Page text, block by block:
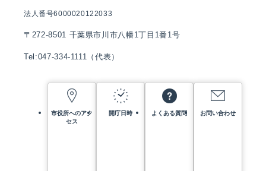
法人番号6000020122033
〒272-8501 千葉県市川市八幡1丁目1番1号
Tel:047-334-1111（代表）
市役所へのアク
セス
開庁日時 よくある質問 お問い合わせ